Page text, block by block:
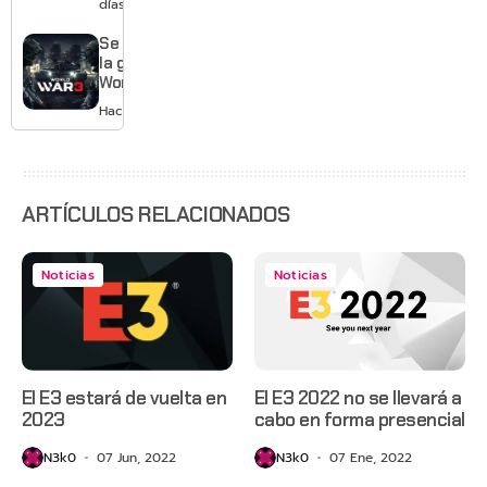
War: E-
Day,
Grounded
días
Se acabó
la guerra:
World War
3 apaga
sus
Hace 3 días
ARTÍCULOS RELACIONADOS
Noticias
El E3 estará de vuelta en
2023
N3k0 07 Jun, 2022
Noticias
El E3 2022 no se llevará a
cabo en forma presencial
N3k0 07 Ene, 2022